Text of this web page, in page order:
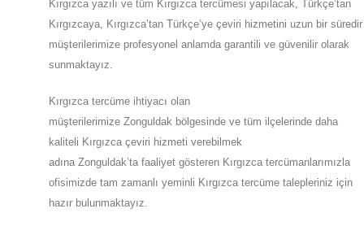
Kırgızca yazılı ve tüm Kırgızca tercümesi yapılacak, Türkçe’tan
Kırgızcaya, Kırgızca’tan Türkçe’ye çeviri hizmetini uzun bir süredir
müşterilerimize profesyonel anlamda garantili ve güvenilir olarak
sunmaktayız.
Kırgızca tercüme ihtiyacı olan
müşterilerimize Zonguldak bölgesinde ve tüm ilçelerinde daha
kaliteli Kırgızca çeviri hizmeti verebilmek
adına Zonguldak’ta faaliyet gösteren Kırgızca tercümanlarımızla
ofisimizde tam zamanlı yeminli Kırgızca tercüme talepleriniz için
hazır bulunmaktayız.